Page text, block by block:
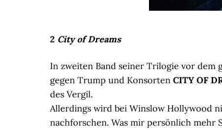
2 City of Dreams
In zweiten Band seiner Trilogie vor dem
gegen Trump und Konsorten CITY OF
des Vergil.
Allerdings wird bei Winslow Hollywood
nachforschen. Was mir persönlich mehr